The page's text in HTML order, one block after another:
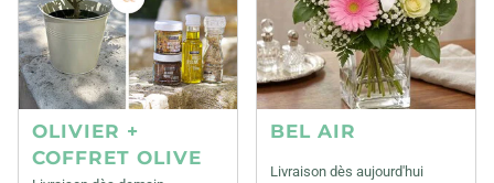
OLIVIER +
COFFRET OLIVE
BEL AIR
Livraison dès aujourd'hui